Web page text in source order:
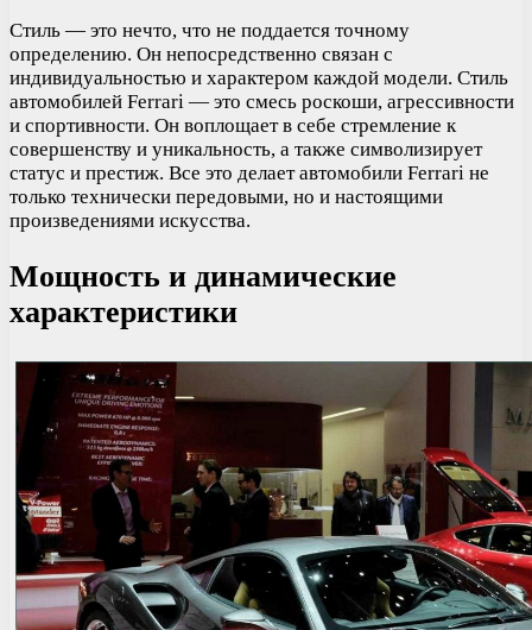
Стиль — это нечто, что не поддается точному
определению. Он непосредственно связан с
индивидуальностью и характером каждой модели. Стиль
автомобилей Ferrari — это смесь роскоши, агрессивности
и спортивности. Он воплощает в себе стремление к
совершенству и уникальность, а также символизирует
статус и престиж. Все это делает автомобили Ferrari не
только технически передовыми, но и настоящими
произведениями искусства.
Мощность и динамические
характеристики